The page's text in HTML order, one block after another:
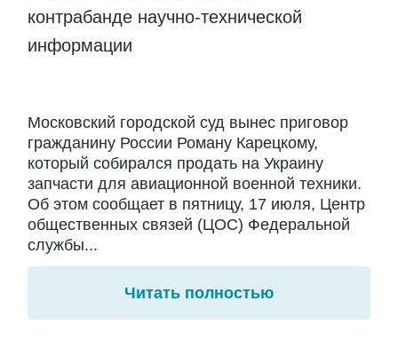
контрабанде научно-технической
информации
Московский городской суд вынес приговор
гражданину России Роману Карецкому,
который собирался продать на Украину
запчасти для авиационной военной техники.
Об этом сообщает в пятницу, 17 июля, Центр
общественных связей (ЦОС) Федеральной
службы...
Читать полностью